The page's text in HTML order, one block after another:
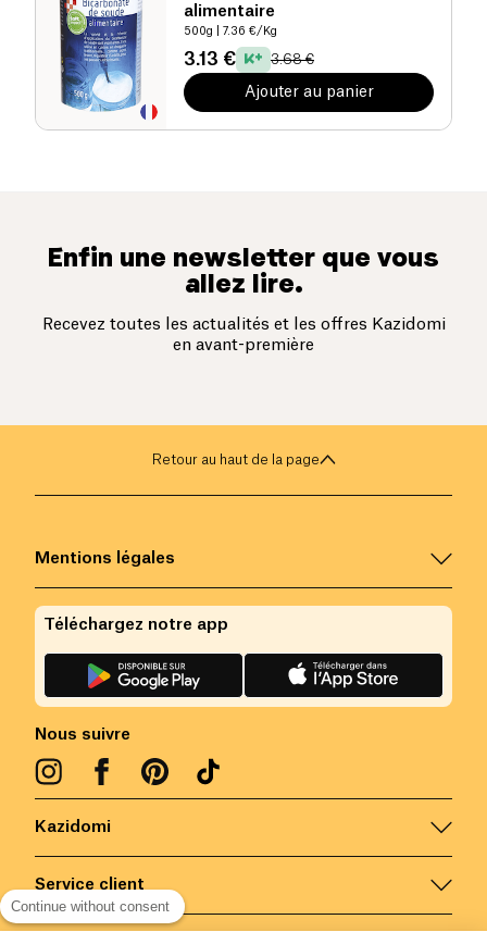
alimentaire
500g | 7.36 €/Kg
3.13 € 3.68 €
Ajouter au panier
Enfin une newsletter que vous
allez lire.
Recevez toutes les actualités et les offres Kazidomi
en avant-première
Retour au haut de la page
Kazidomi
Service client
Mentions légales
Nous suivre
Téléchargez notre app
Continue without consent